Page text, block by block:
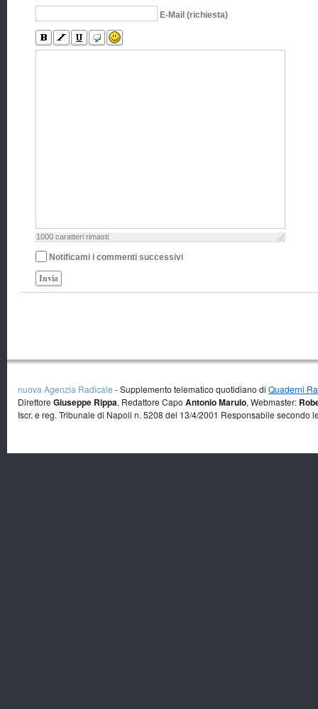
E-Mail (richiesta)
1000 caratteri rimasti
Notificami i commenti successivi
Invia
nuova Agenzia Radicale - Supplemento telematico quotidiano di Quaderni
Direttore Giuseppe Rippa, Redattore Capo Antonio Marulo, Webmaster:
Iscr. e reg. Tribunale di Napoli n. 5208 del 13/4/2001 Responsabile secondo